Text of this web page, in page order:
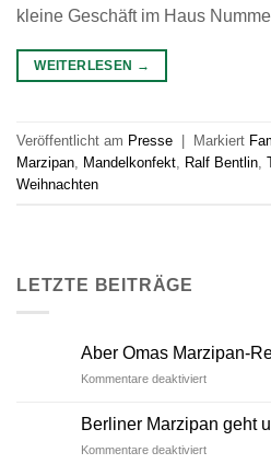
kleine Geschäft im Haus
WEITERLESEN →
Veröffentlicht am Presse Markiert
Marzipan
Mandelkonfekt Ralf Bentlin
Weihnachten
LETZTE BEITRÄGE
Aber Omas Marzipan-
Kommentare deaktiviertfür
Marzipan-
Rezept
Berliner Marzipan geht
Kommentare deaktiviertfür